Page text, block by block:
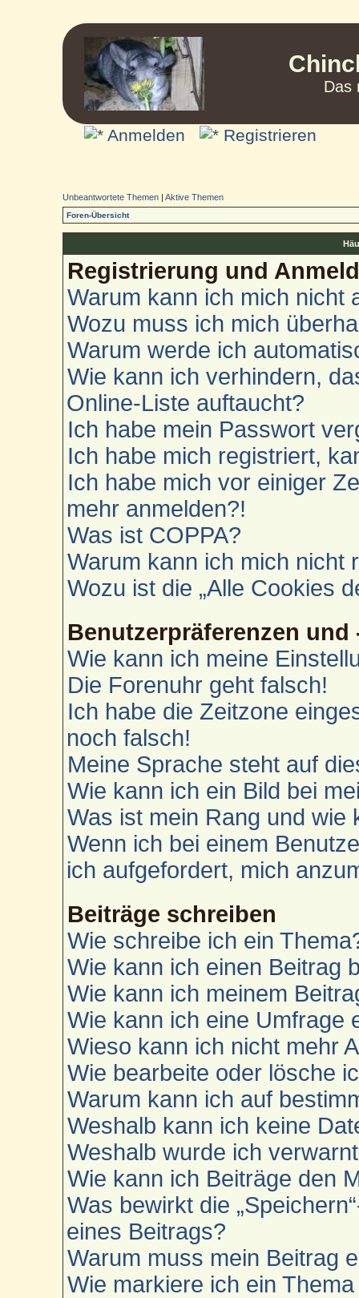
Das
Anmelden Registrieren
Unbeantwortete Themen |Aktive Themen
Foren-Übersicht
Registrierung und
Warum kann ich mich nicht
Wozu muss ich mich
Warum werde ich
Wie kann ich verhindern,
Online-Liste auftaucht?
Ich habe mein Passwort
Ich habe mich registriert,
Ich habe mich vor einiger
mehr anmelden?!
Was ist COPPA?
Warum kann ich mich nicht
Wozu ist die „Alle Cookies
Benutzerpräferenzen
Wie kann ich meine
Die Forenuhr geht falsch!
Ich habe die Zeitzone
noch falsch!
Meine Sprache steht auf
Wie kann ich ein Bild bei
Was ist mein Rang und wie
Wenn ich bei einem
ich aufgefordert, mich
Beiträge schreiben
Wie schreibe ich ein
Wie kann ich einen Beitrag
Wie kann ich meinem
Wie kann ich eine Umfrage
Wieso kann ich nicht mehr
Wie bearbeite oder lösche
Warum kann ich auf
Weshalb kann ich keine
Weshalb wurde ich
Wie kann ich Beiträge den
Was bewirkt die
eines Beitrags?
Warum muss mein Beitrag
Wie markiere ich ein